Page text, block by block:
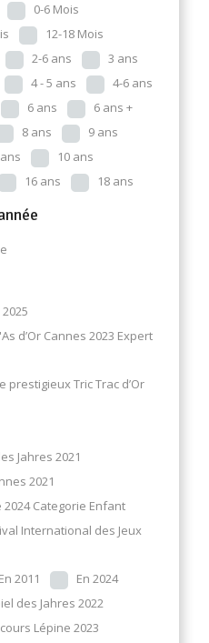
0-6 Mois
12-18 Mois
2-6 ans
3 ans
4 - 5 ans
4-6 ans
6 ans
6 ans +
8 ans
9 ans
10 ans
16 ans 18 ans
2025
d’Or Cannes 2023 Expert
prestigieux Tric Trac d’Or
Jahres 2021
2021
Categorie Enfant
International des Jeux
En 2011
En 2024
des Jahres 2022
Lépine 2023